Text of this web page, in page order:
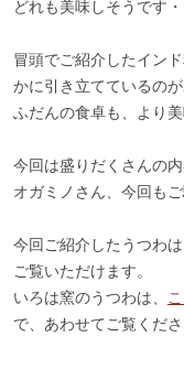
どれも美味しそうです・
冒頭でご紹介したイン
かに引き立てているのが
ふだんの食卓も、より
今回は盛りだくさんの内
オガミノさん、今回も
今回ご紹介したうつわは
ご覧いただけます。
いろは窯のうつわは、
で、あわせてご覧くださ